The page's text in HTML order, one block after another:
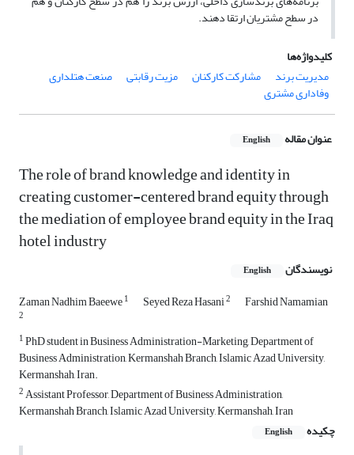
در سطح مشتریان ارتقا دهند.
کلیدواژه‌ها
مدیریت برند
مشارکت کارکنان مزیت رقابتی صنعت هتلداری
وفاداری مشتری
عنوان مقاله English
The role of brand knowledge and identity in
creating customer-centered brand equity through
the mediation of employee brand equity in the Iraq
hotel industry
نویسندگان English
Zaman Nadhim Baeewe1 Seyed Reza Hasani2 Farshid Namamian
2
1PhD student in Business Administration-Marketing, Department of
Business Administration, Kermanshah Branch, Islamic Azad University,
Kermanshah, Iran.
2Assistant Professor, Department of Business Administration,
Kermanshah Branch, Islamic Azad University, Kermanshah, Iran
چکیده
English